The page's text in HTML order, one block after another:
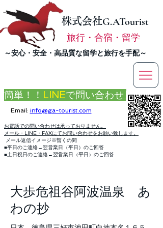
株式会社G.ATourist
旅行・合宿・留学
​～安心・安全・高品質な留学と旅行を手配～
Email: info@ga-tourist.com
簡単！！ LINEで問い合わせ
お電話での問い合わせは承っておりません。
メール・LINE・FAXにてお問い合わせをお願い致します。
メール返信イメージ※暫くの間
■平日のご連絡→翌営業日（平日）のご回答
■土日祝日のご連絡→翌営業日（平日）のご回答
大歩危祖谷阿波温泉 あ
わの抄